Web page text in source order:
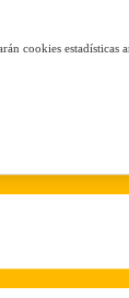
cookies estadísticas